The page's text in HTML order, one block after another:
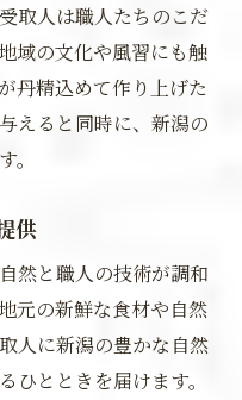
取人は職人たちのこだ
域の文化や風習にも触
丹精込めて作り上げた
えると同時に、新潟の
供
然と職人の技術が調和
元の新鮮な食材や自然
人に新潟の豊かな自然
ひとときを届けます。